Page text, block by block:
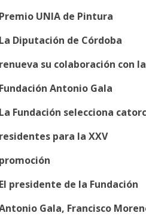
Premio UNIA de Pintura
La Diputación de Córdoba
renueva su colaboración con la
Fundación Antonio Gala
La Fundación selecciona
residentes para la XXV
promoción
El presidente de la Fundación
Gala, Francisco